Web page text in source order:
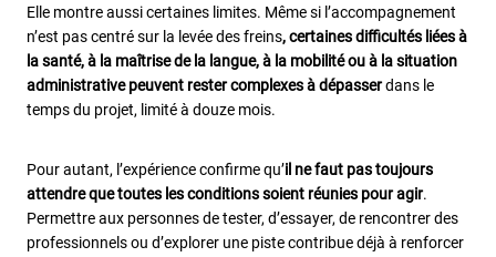
Elle montre aussi certaines limites. Même si l’accompagnement
n’est pas centré sur la levée des freins, certaines difficultés liées à
la santé, à la maîtrise de la langue, à la mobilité ou à la situation
administrative peuvent rester complexes à dépasserdans le
temps du projet, limité à douze mois.
Pour autant, l’expérience confirme qu’il ne faut pas toujours
attendre que toutes les conditions soient réunies pour agir.
Permettre aux personnes de tester, d’essayer, de rencontrer des
professionnels ou d’explorer une piste contribue déjà à renforcer